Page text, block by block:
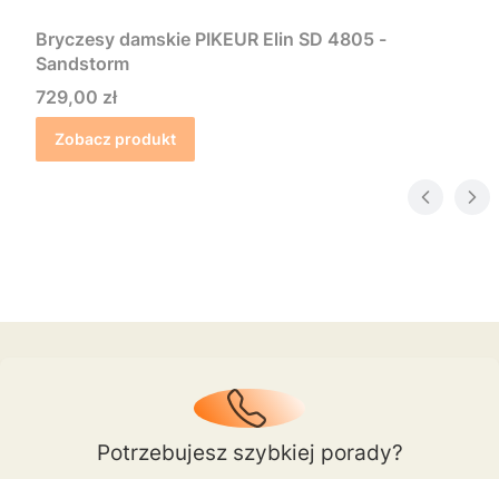
Bryczesy damskie PIKEUR Elin SD 4805 -
Sandstorm
Cena
729,00 zł
Zobacz produkt
Potrzebujesz szybkiej porady?